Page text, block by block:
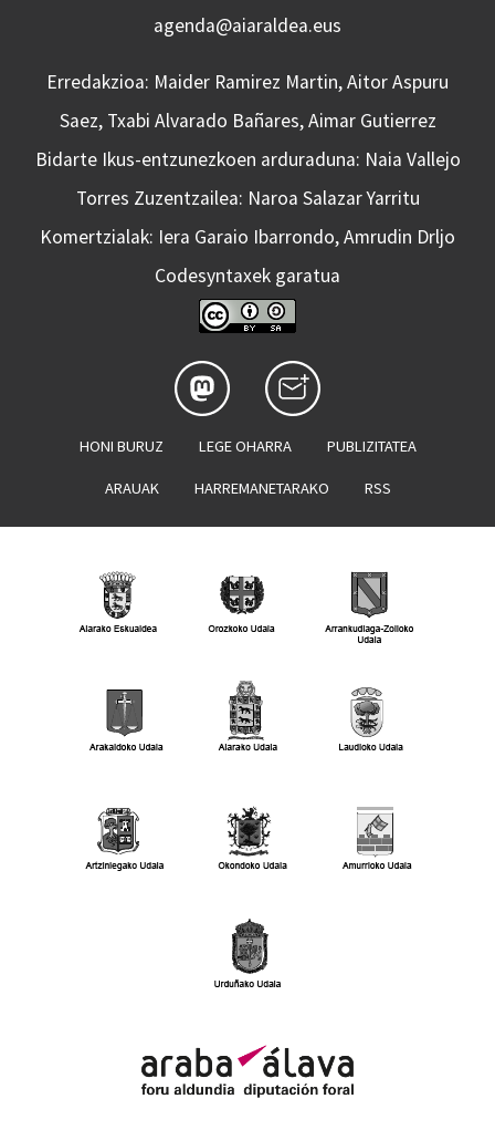
agenda@aiaraldea.eus
Erredakzioa: Maider Ramirez Martin, Aitor Aspuru
Saez, Txabi Alvarado Bañares, Aimar Gutierrez
Bidarte Ikus-entzunezkoen arduraduna: Naia Vallejo
Torres Zuzentzailea: Naroa Salazar Yarritu
Komertzialak: Iera Garaio Ibarrondo, Amrudin Drljo
Codesyntaxek garatua
HONI BURUZ LEGE OHARRA PUBLIZITATEA
ARAUAK HARREMANETARAKO RSS